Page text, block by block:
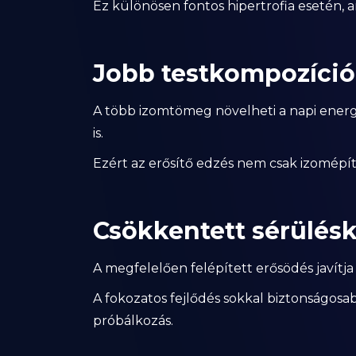
Ez különösen fontos hipertrofia esetén,
Jobb
A több izomtömeg növelheti a napi
is.
Ezért az erősítő edzés nem csak
Csökkentett
A megfelelően felépített erősödés
A fokozatos fejlődés sokkal
próbálkozás.